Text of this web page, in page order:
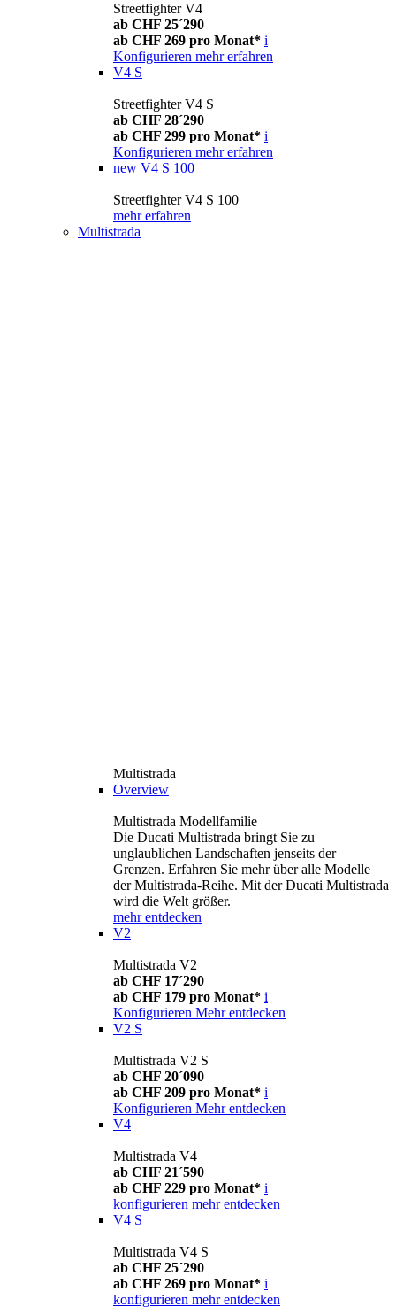
Streetfighter V4
ab CHF 25´290
ab CHF 269 pro Monat* i
Konfigurieren mehr erfahren
V4 S
Streetfighter V4 S
ab CHF 28´290
ab CHF 299 pro Monat* i
Konfigurieren mehr erfahren
new V4 S 100
Streetfighter V4 S 100
mehr erfahren
Multistrada
Multistrada
Overview
Multistrada Modellfamilie
Die Ducati Multistrada bringt Sie zu
unglaublichen Landschaften jenseits der
Grenzen. Erfahren Sie mehr über alle Modelle
der Multistrada-Reihe. Mit der Ducati Multistrada
wird die Welt größer.
mehr entdecken
V2
Multistrada V2
ab CHF 17´290
ab CHF 179 pro Monat* i
Konfigurieren Mehr entdecken
V2 S
Multistrada V2 S
ab CHF 20´090
ab CHF 209 pro Monat* i
Konfigurieren Mehr entdecken
V4
Multistrada V4
ab CHF 21´590
ab CHF 229 pro Monat* i
konfigurieren mehr entdecken
V4 S
Multistrada V4 S
ab CHF 25´290
ab CHF 269 pro Monat* i
konfigurieren mehr entdecken